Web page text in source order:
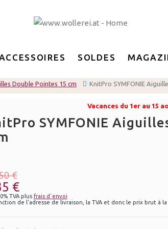
ACCESSOIRES SOLDES
Double Pointes 15 cm KnitPro SYMFONIE
Vacances du 1er au 15
SYMFONIE
€
€
TVA plus frais d`envoi
de l'adresse de livraison, la TVA et donc le prix brut à